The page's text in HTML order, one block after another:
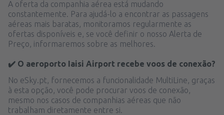
A oferta da companhia aérea está mudando
constantemente. Para ajudá-lo a encontrar as passagens
aéreas mais baratas, monitoramos regularmente as
ofertas disponíveis e, se você definir o nosso Alerta de
Preço, informaremos sobre as melhores.
✔️ O aeroporto Iaisi Airport recebe voos de conexão?
No eSky.pt, fornecemos a funcionalidade MultiLine, graças
à esta opção, você pode procurar voos de conexão,
mesmo nos casos de companhias aéreas que não
trabalham diretamente entre si.